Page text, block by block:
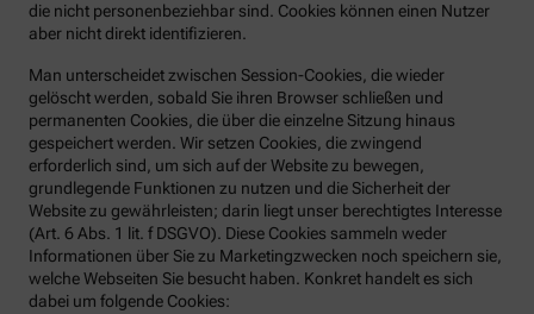
die nicht personenbeziehbar sind. Cookies können einen Nutzer
aber nicht direkt identifizieren.
Man unterscheidet zwischen Session-Cookies, die wieder
gelöscht werden, sobald Sie ihren Browser schließen und
permanenten Cookies, die über die einzelne Sitzung hinaus
gespeichert werden. Wir setzen Cookies, die zwingend
erforderlich sind, um sich auf der Website zu bewegen,
grundlegende Funktionen zu nutzen und die Sicherheit der
Website zu gewährleisten; darin liegt unser berechtigtes Interesse
(Art. 6 Abs. 1 lit. f DSGVO). Diese Cookies sammeln weder
Informationen über Sie zu Marketingzwecken noch speichern sie,
welche Webseiten Sie besucht haben. Konkret handelt es sich
dabei um folgende Cookies: